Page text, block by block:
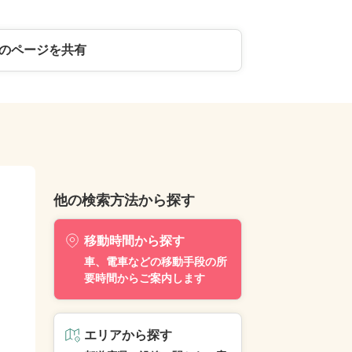
ページを共有
他の検索方法から探す
移動時間から探す
車、電車などの移動手段の所
要時間からご案内します
エリアから探す